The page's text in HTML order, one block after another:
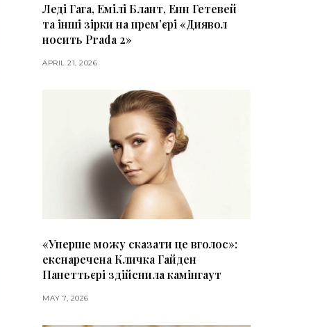
Леді Гага, Емілі Блант, Енн Гетевей
та інші зірки на премʼєрі «Диявол
носить Prada 2»
APRIL 21, 2026
«Уперше можу сказати це вголос»:
екснаречена Кличка Гайден
Панеттьєрі здійснила камінгаут
MAY 7, 2026